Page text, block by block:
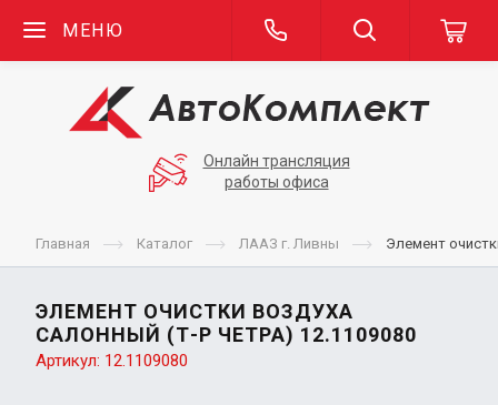
МЕНЮ
Онлайн трансляция
работы офиса
Главная Каталог ЛААЗ г. Ливны Элемент
ЭЛЕМЕНТ ОЧИСТКИ ВОЗДУХА
САЛОННЫЙ (Т-Р ЧЕТРА) 12.1109080
Артикул: 12.1109080